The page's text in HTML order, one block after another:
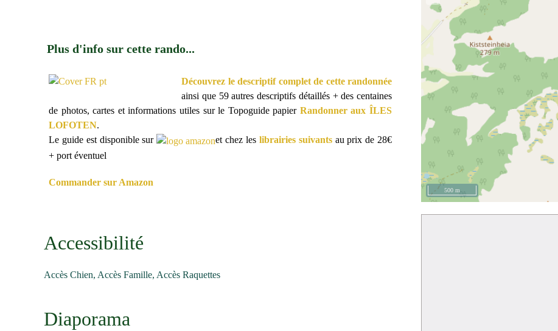
Plus d'info sur cette rando...
Découvrez le descriptif complet de cette randonnée
ainsi que 59 autres descriptifs détaillés + des centaines
de photos, cartes et informations utiles sur le Topoguide papier Randonner aux ÎLES
LOFOTEN.
Le guide est disponible sur
et chez les librairies suivantsau prix de 28€
+ port éventuel
Commander sur Amazon
Accessibilité
Accès Chien, Accès Famille, Accès Raquettes
Diaporama
500 m